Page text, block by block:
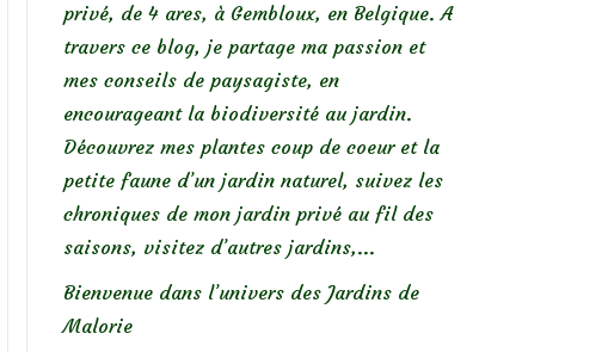
privé, de 4 ares, à Gembloux, en Belgique. A
travers ce blog, je partage ma passion et
mes conseils de paysagiste, en
encourageant la biodiversité au jardin.
Découvrez mes plantes coup de coeur et la
petite faune d’un jardin naturel, suivez les
chroniques de mon jardin privé au fil des
saisons, visitez d’autres jardins,...
Bienvenue dans l’univers des Jardins de
Malorie